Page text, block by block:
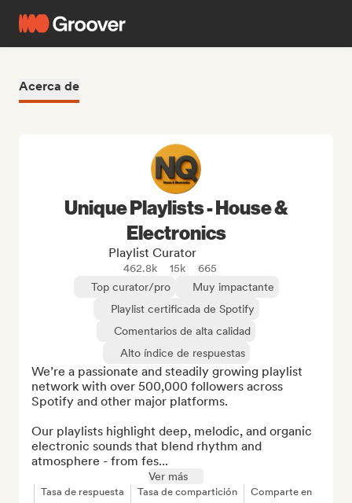
Acerca de
Unique Playlists - House &
Electronics
Playlist Curator
462.8k 15k
665
Top curator/pro
Muy impactante
Playlist certificada de Spotify
Comentarios de alta calidad
Alto índice de respuestas
We’re a passionate and steadily growing playlist
network with over 500,000 followers across
Spotify and other major platforms.
Our playlists highlight deep, melodic, and organic
electronic sounds that blend rhythm and
atmosphere - from fes...
Ver más
Tasa de respuesta Tasa de compartición Comparte en